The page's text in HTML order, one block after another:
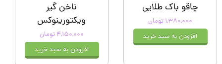
چاقو باک طلایی
۱,۳۸۰,۰۰۰ تومان
افزودن به سبد خرید
ناخن گیر
ویکتورینوکس
۴,۱۵۰,۰۰۰ تومان
افزودن به سبد خرید